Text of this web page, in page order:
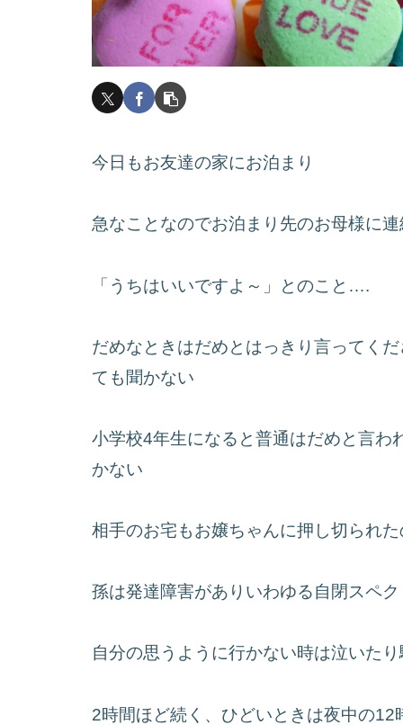
今日もお友達の家にお泊まり
急なことなのでお泊まり先のお母様に
「うちはいいですよ～」とのこと….
だめなときはだめとはっきり言ってく
ても聞かない
小学校4年生になると普通はだめと言わ
かない
相手のお宅もお嬢ちゃんに押し切られ
孫は発達障害がありいわゆる自閉スペ
自分の思うように行かない時は泣いた
2時間ほど続く、ひどいときは夜中の